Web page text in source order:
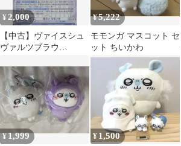
¥ 2,000
【中古】ヴァイスシュ
ヴァルツブラウ
(ホロ)見ろッ モモンガ
(金箔押し)
¥5,222
モモンガ マスコット セ
ット ちいかわ
¥1,999 ¥ 1,500